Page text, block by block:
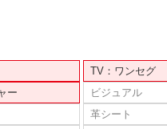
TV：ワンセグ
ー
ビジュアル
革シート